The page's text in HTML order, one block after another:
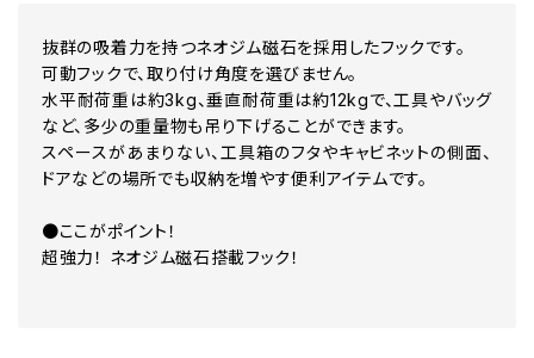
抜群の吸着力を持つネオジム磁石を採用したフックです。
可動フックで、取り付け角度を選びません。
水平耐荷重は約3kg、垂直耐荷重は約12kgで、工具やバッグ
など、多少の重量物も吊り下げることができます。
スペースがあまりない、工具箱のフタやキャビネットの側面、
ドアなどの場所でも収納を増やす便利アイテムです。
●ここがポイント！
超強力！ ネオジム磁石搭載フック！